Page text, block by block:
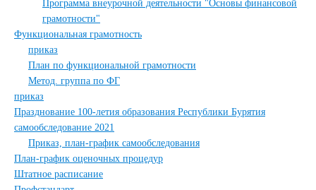
Программа внеурочной деятельности "Основы финансовой
грамотности"
Функциональная грамотность
приказ
План по функциональной грамотности
Метод. группа по ФГ
приказ
Празднование 100-летия образования Республики Бурятия
самообследование 2021
Приказ, план-график самообследования
План-график оценочных процедур
Штатное расписание